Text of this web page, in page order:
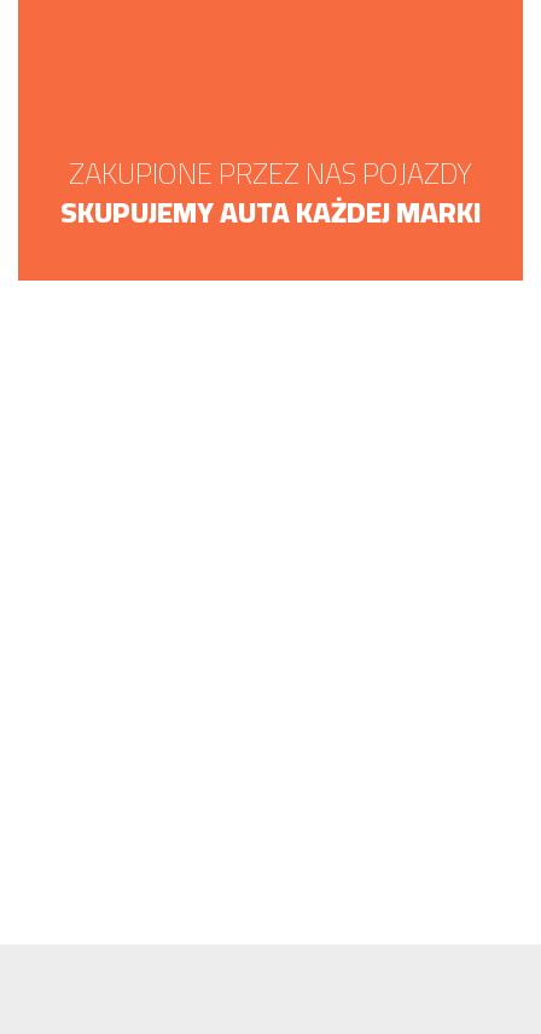
ZAKUPIONE PRZEZ NAS POJAZDY
SKUPUJEMY AUTA KAŻDEJ MARKI